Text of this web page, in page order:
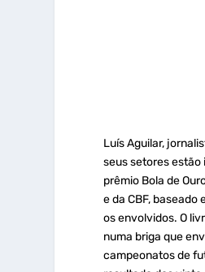
Luís Aguilar,
seus setores estão
prêmio Bola de
e da CBF,
os envolvidos. O
numa briga que
campeonatos de